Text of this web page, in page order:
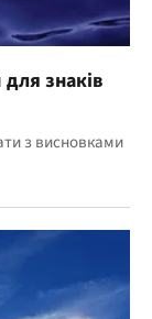
для знаків
з висновками